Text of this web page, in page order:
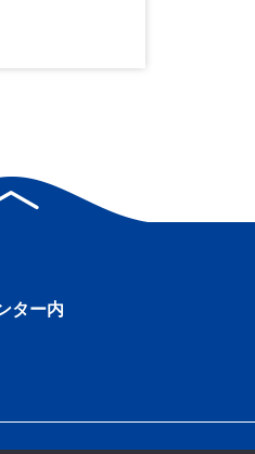
ター内